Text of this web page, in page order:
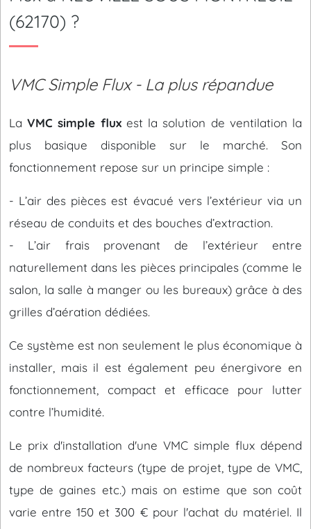
(62170) ?
VMC Simple Flux - La plus répandue
LaVMC simple fluxest la solution de ventilation la
plus basique disponible sur le marché. Son
fonctionnement repose sur un principe simple :
- L’air des pièces est évacué vers l’extérieur via un
réseau de conduits et des bouches d’extraction.
- L’air frais provenant de l’extérieur entre
naturellement dans les pièces principales (comme le
salon, la salle à manger ou les bureaux) grâce à des
grilles d’aération dédiées.
Ce système est non seulement le plus économique à
installer, mais il est également peu énergivore en
fonctionnement, compact et efficace pour lutter
contre l’humidité.
Le prix d'installation d'une VMC simple flux dépend
de nombreux facteurs (type de projet, type de VMC,
type de gaines etc.) mais on estime que son coût
varie entre 150 et 300 € pour l'achat du matériel. Il